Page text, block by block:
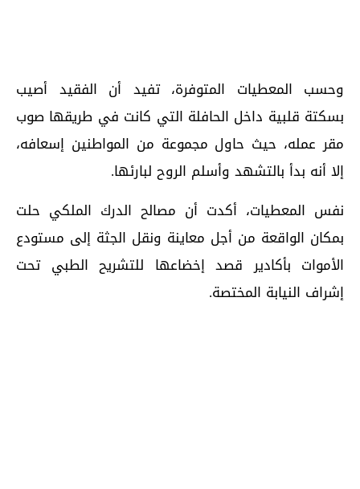
وحسب المعطيات المتوفرة، تفيد أن الفقيد أصيب
بسكتة قلبية داخل الحافلة التي كانت في طريقها صوب
مقر عمله، حيث حاول مجموعة من المواطنين إسعافه،
إلا أنه بدأ بالتشهد وأسلم الروح لبارئها.
نفس المعطيات، أكدت أن مصالح الدرك الملكي حلت
بمكان الواقعة من أجل معاينة ونقل الجثة إلى مستودع
الأموات بأكادير قصد إخضاعها للتشريح الطبي تحت
إشراف النيابة المختصة.